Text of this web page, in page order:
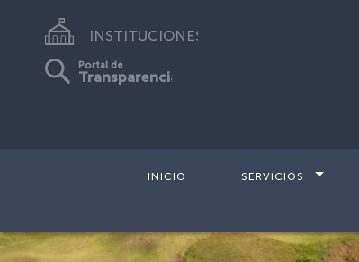
INSTITUCIONES
Portal de
Transparencia
INICIO SERVICIOS